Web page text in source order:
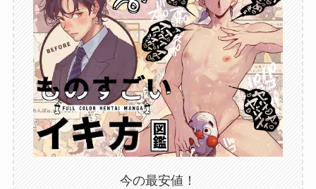
今の最安値！